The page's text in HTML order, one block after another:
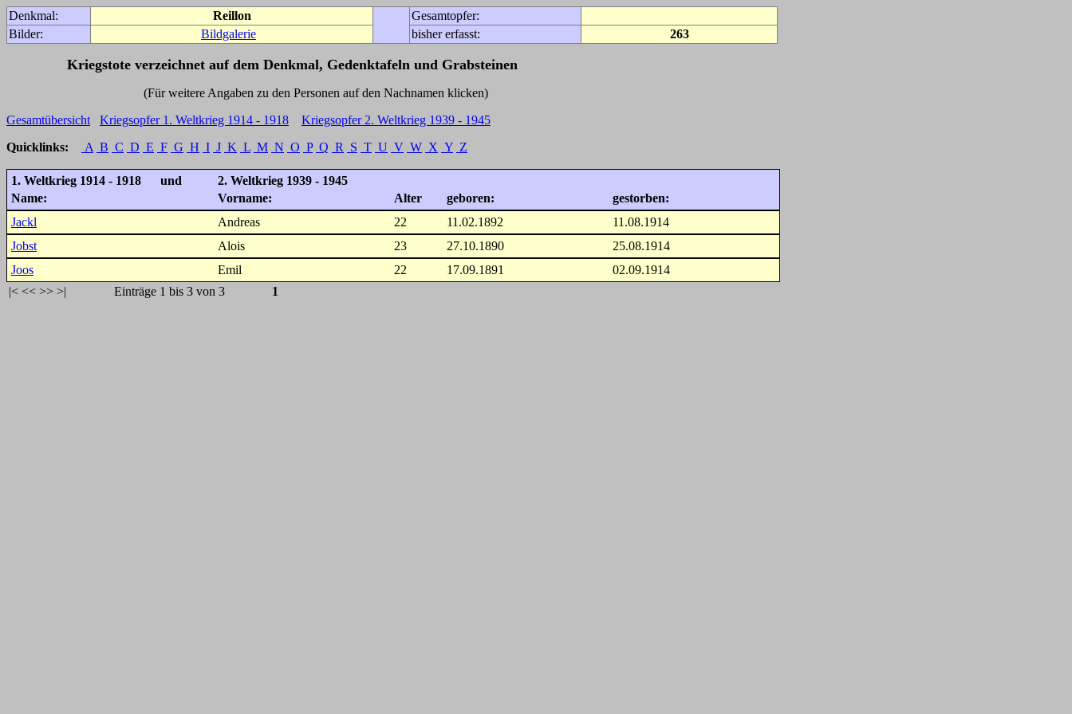
Denkmal: Reillon
Gesamtopfer:
Bilder:
Bildgalerie bisher erfasst: 263
Kriegstote verzeichnet auf dem Denkmal, Gedenktafeln und Grabsteinen
(Für weitere Angaben zu den Personen auf den Nachnamen klicken)
Gesamtübersicht
Kriegsopfer 1. Weltkrieg 1914 - 1918
Kriegsopfer 2. Weltkrieg 1939 - 1945
Quicklinks:
A B C D E F G H I J K L M N O P Q R S T U V W X Y Z
1. Weltkrieg 1914 - 1918 und
2. Weltkrieg 1939 - 1945
Name:
Vorname: Alter geboren:
gestorben:
Jackl
Andreas 22 11.02.1892
11.08.1914
Jobst
Alois 23 27.10.1890
25.08.1914
Joos
Emil 22 17.09.1891
02.09.1914
|< << >> >| Einträge 1 bis 3 von 3 1